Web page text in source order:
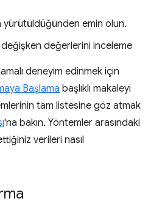
yürütüldüğünden emin olun.
değerlerini inceleme
deneyim edinmek için
Başlama başlıklı makaleyi
tam listesine göz atmak
'na bakın. Yöntemler arasındaki
verileri nasıl